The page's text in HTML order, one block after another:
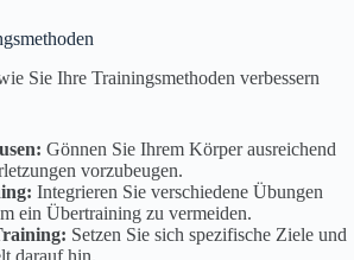
Sie Ihre Trainingsmethoden verbessern
Gönnen Sie Ihrem Körper ausreichend
vorzubeugen.
Integrieren Sie verschiedene Übungen
ein Übertraining zu vermeiden.
Setzen Sie sich spezifische Ziele und
darauf hin.